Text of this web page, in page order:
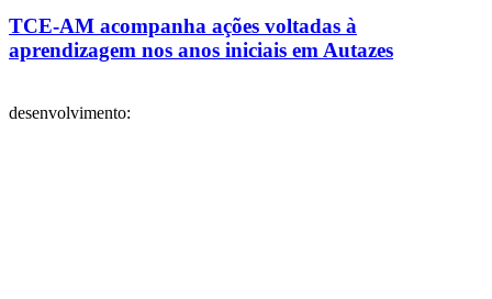
TCE-AM acompanha ações voltadas à
aprendizagem nos anos iniciais em Autazes
desenvolvimento: